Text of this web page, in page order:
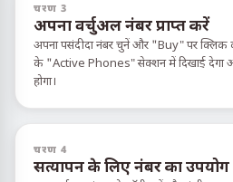
चरण 3
अपना वर्चुअल नंबर प्राप्त करें
अपना पसंदीदा नंबर चुनें और "Buy" पर क्लिक
के "Active Phones" सेक्शन में दिखाई देगा
होगा।
चरण 4
सत्यापन के लिए नंबर का